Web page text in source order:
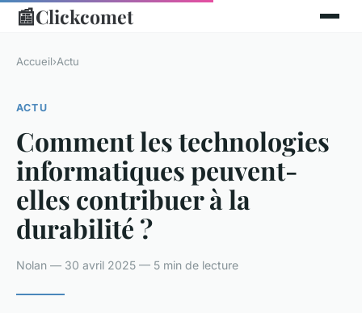
📰Clickcomet
Accueil›Actu
ACTU
Comment les technologies
informatiques peuvent-
elles contribuer à la
durabilité ?
Nolan — 30 avril 2025 — 5 min de lecture